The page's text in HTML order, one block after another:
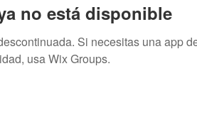
no está disponible
Si necesitas una app
usa Wix Groups.